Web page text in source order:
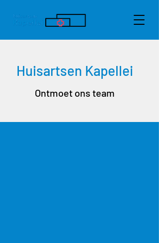
Huisartsen Kapellei
Ontmoet ons team